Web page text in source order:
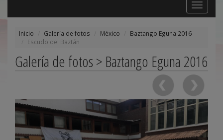
Toggle
navigation
Inicio Galería de fotos México
Baztango Eguna 2016
Escudo del Baztán
Galería de fotos > Baztango Eguna 2016